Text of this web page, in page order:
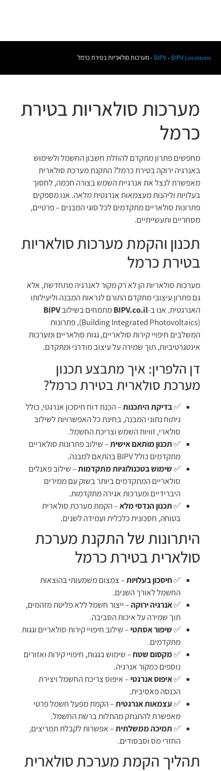
BIPV-BIPV Locations
-מערכות סולאריות בטירת כרמל
מערכות סולאריות בטירת
כרמל
מחפשים פתרון מתקדם להוזלת חשבון החשמל ולשימוש
באנרגיה ירוקה בטירת כרמל? התקנת מערכת סולארית
מאפשרת לנצל את אנרגיית השמש בצורה חכמה, לחסוך
בעלויות וליהנות מעצמאות אנרגטית מלאה. אנו מספקים
פתרונות סולאריים מתקדמים לכל סוגי המבנים – פרטיים,
מסחריים ותעשייתיים.
תכנון והקמת מערכות סולאריות
בטירת כרמל
מערכות סולאריות הן לא רק מקור לאנרגיה מתחדשת, אלא
גם פתרון עיצובי מתקדם התורם לנראות המבנה וליעילותו
האנרגטית. אנו ב-BIPV.co.ilמתמחים בשילובBIPV
(Building Integrated Photovoltaics), פתרונות
המשלבים חיפויי קירות סולאריים, גגות סולאריים ומערכות
אינטגרטיביות, תוך שמירה על עיצוב מודרני ומתקדם.
דן הלפרין: איך מתבצע תכנון
מערכת סולארית בטירת כרמל?
✅בדיקת היתכנות– הכנת דוח חיסכון אנרגטי, כולל
ניתוח נתוני המבנה, בחינת כל האפשרויות לשילוב
סולארי, זוויות השמש וצריכת החשמל.
✅תכנון מותאם אישית– שילוב פתרונות סולאריים
מתקדמים כולל BIPV בהתאם למבנה.
✅שימוש בטכנולוגיות מתקדמות– שילוב פאנלים
סולאריים המתקדמים ביותר בשוק עם ממירים
היברידיים ומערכות אגירה מתקדמות.
✅תכנון הנדסי מלא– הקמת מערכת סולארית
בטוחה, חסכונית כלכלית ועמידה לשנים.
היתרונות של התקנת מערכת
סולארית בטירת כרמל
✅חיסכון בעלויות– צמצום משמעותי בהוצאות
החשמל לאורך השנים.
✅אנרגיה ירוקה– ייצור חשמל ללא פליטת מזהמים,
תוך שמירה על איכות הסביבה.
✅שיפור אסתטי– שילוב חיפויי קירות סולאריים וגגות
מתקדמים.
✅מקסום שטח– שימוש בגגות, חיפויי קירות ואזורים
נוספים כמקור אנרגיה.
✅איפוס אנרגטי– איפוס צריכת החשמל ויצירת
הכנסה פאסיבית.
✅עצמאות אנרגטית– הקמת מפעל חשמל פרטי
מאפשרת להתנתק מהתלות ברשת החשמל.
✅תמיכה ממשלתית– אפשרות לקבלת תמריצים,
החזרי מס וסבסודים.
תהליך הקמת מערכת סולארית